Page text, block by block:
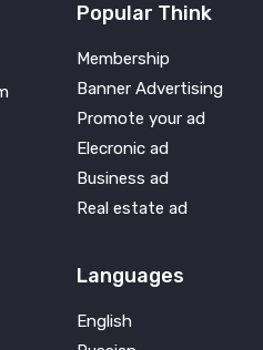
Popular Think
Membership
Banner Advertising
Promote your ad
Elecronic ad
Business ad
Real estate ad
Languages
English